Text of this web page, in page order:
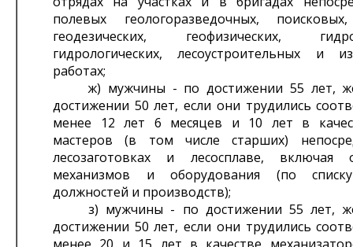
полевых геологоразведочных,
геодезических, геофизических,
гидрологических, лесоустроительных и
работах;
ж) мужчины - по достижении 55 лет,
достижении 50 лет, если они трудились
менее 12 лет 6 месяцев и 10 лет в
мастеров (в том числе старших)
лесозаготовках и лесосплаве, включая
механизмов и оборудования (по
должностей и производств);
з) мужчины - по достижении 55 лет,
достижении 50 лет, если они трудились